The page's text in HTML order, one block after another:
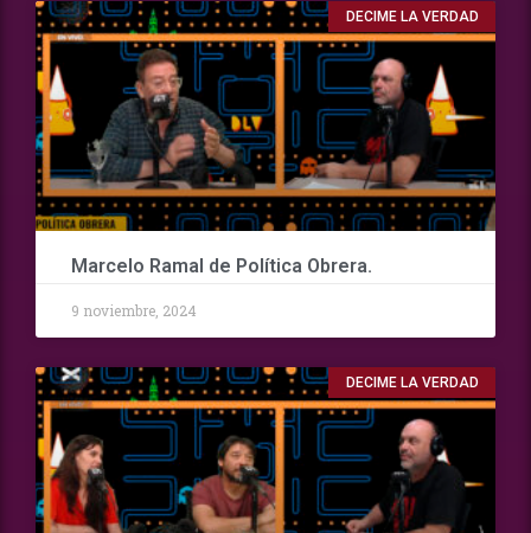
DECIME LA VERDAD
Marcelo Ramal de Política Obrera.
9 noviembre, 2024
DECIME LA VERDAD